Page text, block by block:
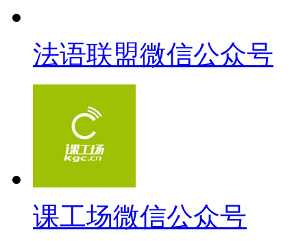
法语联盟微信公众号
课工场微信公众号